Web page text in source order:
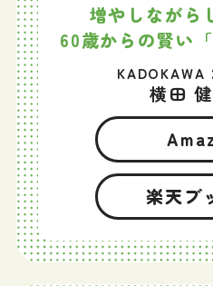
増やしながら
60歳からの賢い
KADOKAWA
横田
楽天ブ